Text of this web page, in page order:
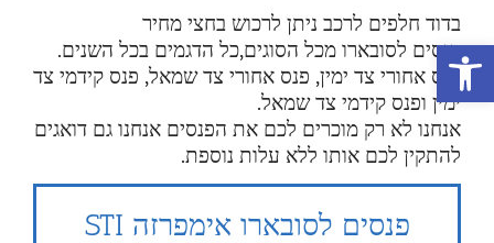
פתח סרגל נגישות
בדוד חלפים לרכב ניתן לרכוש בחצי מחיר
פנסים לסובארו מכל הסוגים,כל הדגמים בכל השנים.
פנס אחורי צד ימין, פנס אחורי צד שמאל, פנס קידמי צד
ימין ופנס קידמי צד שמאל.
אנחנו לא רק מוכרים לכם את הפנסים אנחנו גם דואגים
להתקין לכם אותו ללא עלות נוספת.
פנסים לסובארו אימפרזה STI